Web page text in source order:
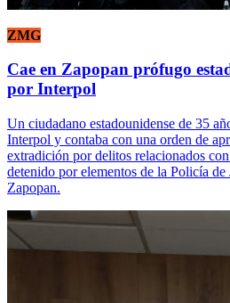
ZMG
Cae en Zapopan prófugo
por Interpol
Un ciudadano estadounidense de 35
Interpol y contaba con una orden de
extradición por delitos relacionados
detenido por elementos de la Policía
Zapopan.